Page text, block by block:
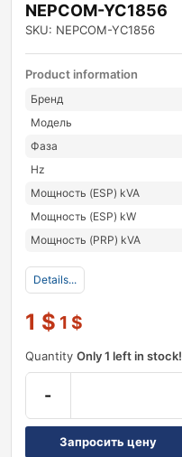
NEPCOM-YC1856
SKU: NEPCOM-YC1856
Product information
Бренд
Модель
Фаза
Hz
Мощность (ESP) kVA
Мощность (ESP) kW
Мощность (PRP) kVA
Details...
1 $ 1 $
Quantity Only 1 left in stock!
-
Запросить цену